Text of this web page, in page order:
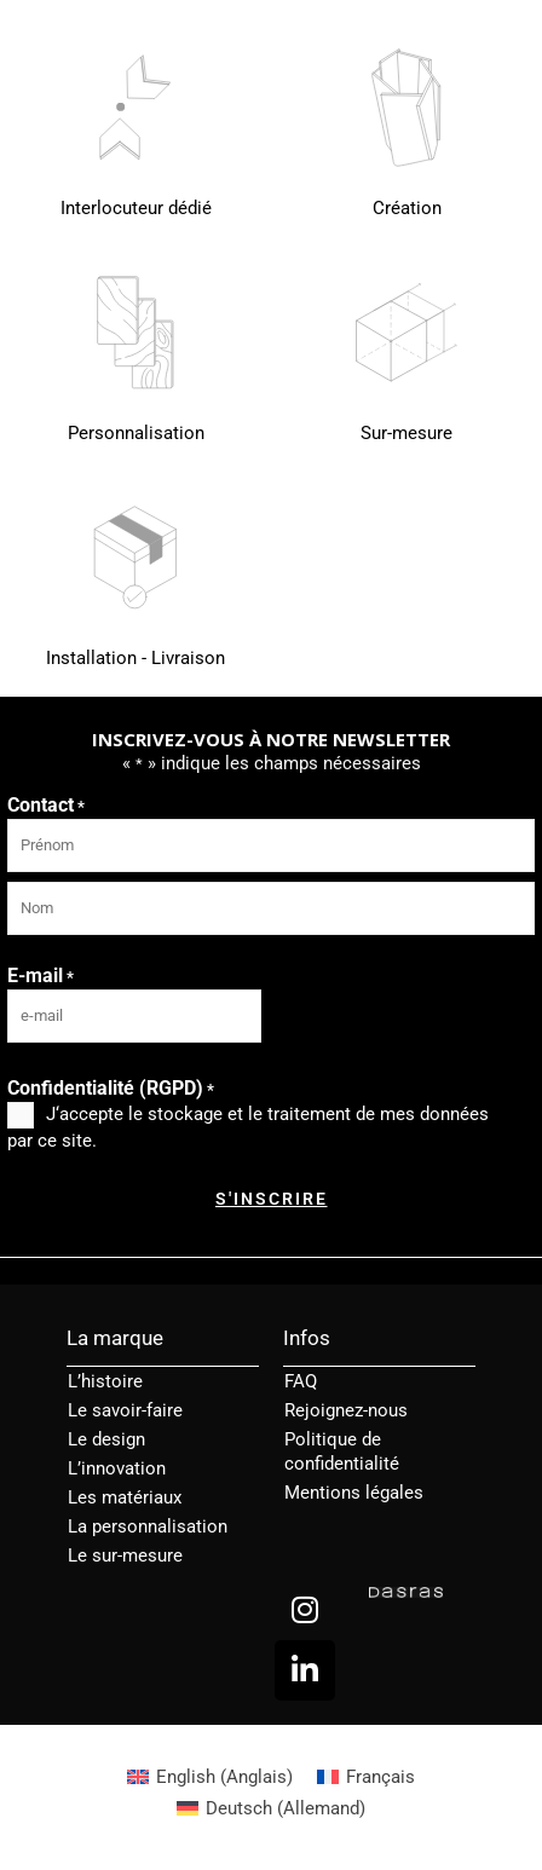
Interlocuteur dédié Création
Personnalisation Sur-mesure
Installation - Livraison
INSCRIVEZ-VOUS À NOTRE NEWSLETTER
« *» indique les champs nécessaires
Contact *
Prénom
Nom
E-mail *
Confidentialité (RGPD) *
J‘accepte le stockage et le traitement de mes données
par ce site.
La marque
L’histoire
Le savoir-faire
Le design
L’innovation
Les matériaux
La personnalisation
Le sur-mesure
Infos
FAQ
Rejoignez-nous
Politique de
confidentialité
Mentions légales
I
n
t
a
L
i
k
n
English (Anglais)
Français
Deutsch(Allemand)